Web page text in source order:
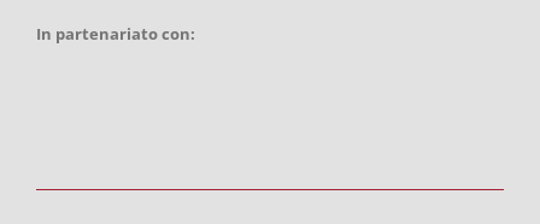
In partenariato con: